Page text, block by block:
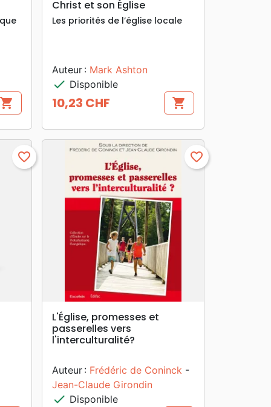
shopping_cart
Christ et son Église
Les priorités de l’église locale
Auteur : Mark Ashton
check Disponible
Prix
10,23 CHF shopping_cart
favorite_border
search APERÇU RAPIDE
favorite_border
L'Église, promesses et
passerelles vers
l'interculturalité?
Auteur : Frédéric de Coninck -
Jean-Claude Girondin
check Disponible